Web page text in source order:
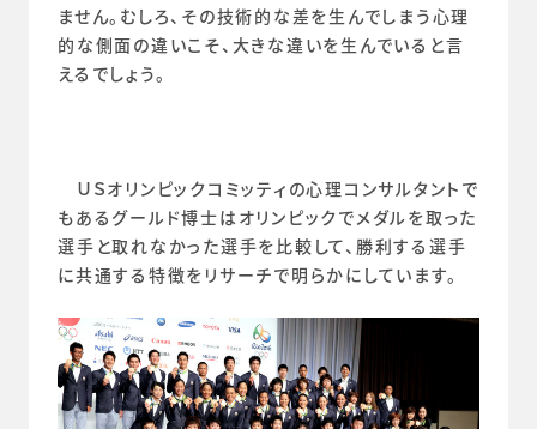
ません。むしろ、その技術的な差を生んでしまう心理
的な側面の違いこそ、大きな違いを生んでいると言
えるでしょう。
ＵＳオリンピックコミッティの心理コンサルタントで
もあるグールド博士はオリンピックでメダルを取った
選手と取れなかった選手を比較して、勝利する選手
に共通する特徴をリサーチで明らかにしています。